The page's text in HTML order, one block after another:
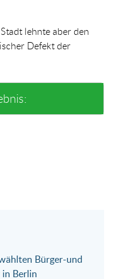
lehnte aber den
Defekt der
Bürger-und
Berlin